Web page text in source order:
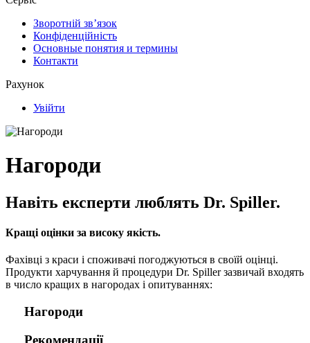
Зворотній зв’язок
Конфіденційність
Основные понятия и термины
Контакти
Рахунок
Увійти
Нагороди
Навіть експерти люблять Dr. Spiller.
Кращі оцінки за високу якість.
Фахівці з краси і споживачі погоджуються в своїй оцінці.
Продукти харчування й процедури Dr. Spiller зазвичай входять
в число кращих в нагородах і опитуваннях:
Нагороди
Рекомендації